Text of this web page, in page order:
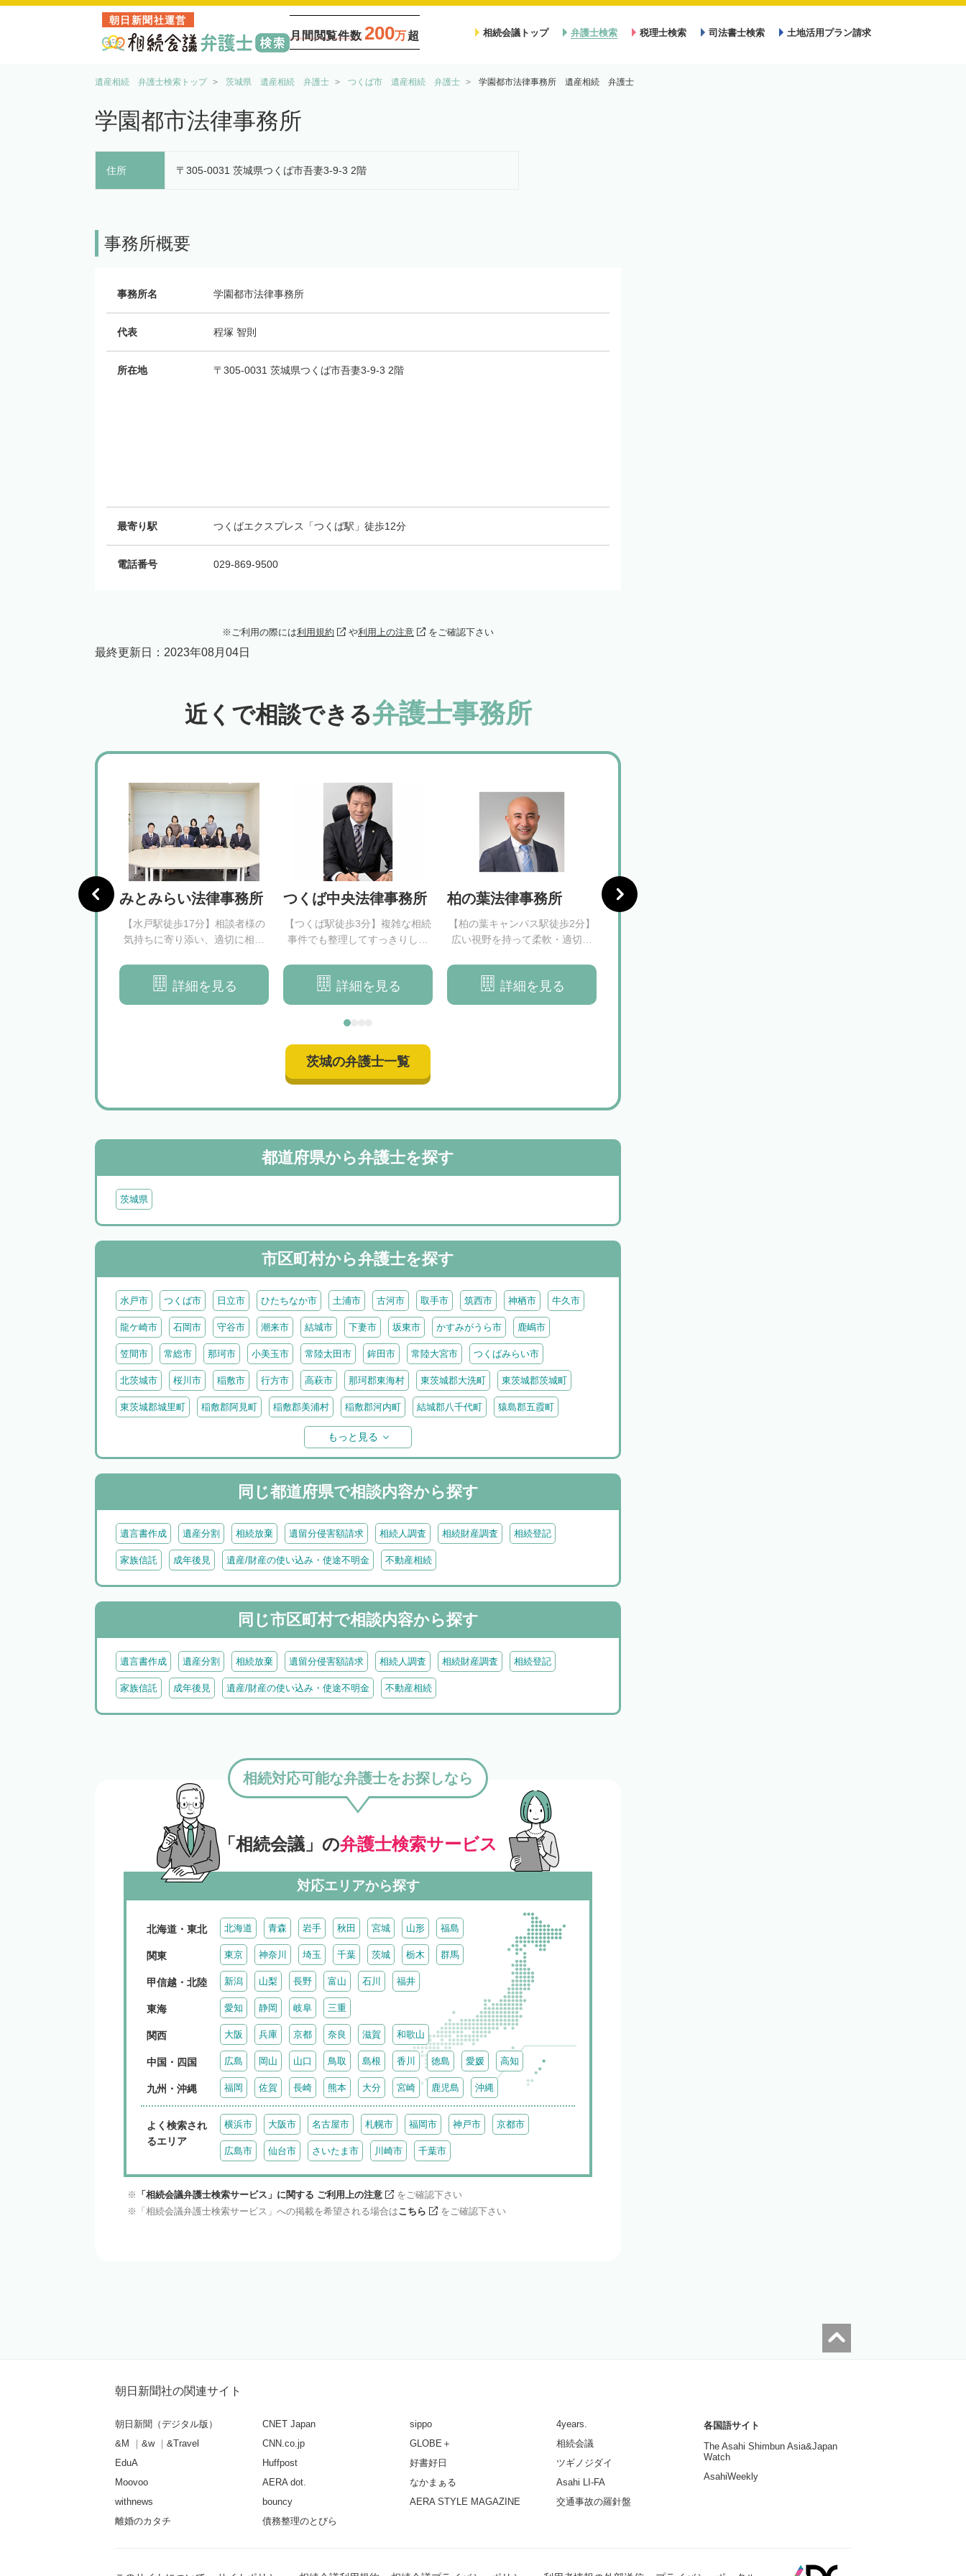
朝日新聞社運営
月間閲覧件数 200万超 相続会議トップ 弁護士検索 税理士検索 司法書士検索 土地活用プラン請求
遺産相続 弁護士検索トップ 茨城県 遺産相続 弁護士 つくば市 遺産相続 弁護士 学園都市法律事務所 遺産相続 弁護士
学園都市法律事務所
住所 〒305-0031 茨城県つくば市吾妻3-9-3 2階
事務所概要
事務所名 学園都市法律事務所
代表 程塚 智則
所在地 〒305-0031 茨城県つくば市吾妻3-9-3 2階
最寄り駅 つくばエクスプレス「つくば駅」徒歩12分
電話番号 029-869-9500
ご利用の際には利用規約 や利用上の注意 をご確認下さい
最終更新日： 2023年08月04日
近くで相談できる弁護士事務所
き法律事務所 みとみらい法律事務所
【水戸駅徒歩17分】相談者様の
気持ちに寄り添い、適切に相続
詳細を見る
つくば中央法律事務所
【つくば駅徒歩3分】複雑な相続
事件でも整理してすっきりした
詳細を見る
柏の葉法律事務所
【柏の葉キャンパス駅徒歩2分】
広い視野を持って柔軟・適切に
詳細を見る
野田けやき法律事務所
茨城の弁護士一覧
都道府県から弁護士を探す
茨城県
市区町村から弁護士を探す
水戸市 つくば市 日立市 ひたちなか市 土浦市 古河市 取手市 筑西市 神栖市 牛久市
龍ケ崎市 石岡市 守谷市 潮来市 結城市 下妻市 坂東市 かすみがうら市 鹿嶋市
笠間市 常総市 那珂市 小美玉市 常陸太田市 鉾田市 常陸大宮市 つくばみらい市
北茨城市 桜川市 稲敷市 行方市 高萩市 那珂郡東海村 東茨城郡大洗町 東茨城郡茨城町
東茨城郡城里町 稲敷郡阿見町 稲敷郡美浦村 稲敷郡河内町 結城郡八千代町 猿島郡五霞町
もっと見る
同じ都道府県で相談内容から探す
遺言書作成 遺産分割 相続放棄 遺留分侵害額請求 相続人調査 相続財産調査 相続登記
家族信託 成年後見 遺産/財産の使い込み・使途不明金 不動産相続
同じ市区町村で相談内容から探す
遺言書作成 遺産分割 相続放棄 遺留分侵害額請求 相続人調査 相続財産調査 相続登記
家族信託 成年後見 遺産/財産の使い込み・使途不明金 不動産相続
「相続会議」の弁護士検索サービス
相続対応可能な弁護士をお探しなら
対応エリアから探す
北海道・東北 北海道 青森 岩手 秋田 宮城 山形 福島
関東 東京 神奈川 埼玉 千葉 茨城 栃木 群馬
甲信越・北陸 新潟 山梨 長野 富山 石川 福井
東海 愛知 静岡 岐阜 三重
関西 大阪 兵庫 京都 奈良 滋賀 和歌山
中国・四国 広島 岡山 山口 鳥取 島根 香川 徳島 愛媛 高知
九州・沖縄 福岡 佐賀 長崎 熊本 大分 宮崎 鹿児島 沖縄
よく検索され
るエリア
横浜市 大阪市 名古屋市 札幌市 福岡市 神戸市 京都市
広島市 仙台市 さいたま市 川崎市 千葉市
「相続会議弁護士検索サービス」に関する ご利用上の注意
をご確認下さい
「相続会議弁護士検索サービス」への掲載を希望される場合はこちら をご確認下さい
朝日新聞社の関連サイト
朝日新聞（デジタル版）
&M
&w
&Travel
EduA
Moovoo
withnews
離婚のカタチ
CNET Japan
CNN.co.jp
Huffpost
AERA dot.
bouncy
債務整理のとびら
sippo
GLOBE＋
好書好日
なかまぁる
AERA STYLE MAGAZINE
4years.
相続会議
ツギノジダイ
Asahi LI-FA
交通事故の羅針盤
各国語サイト
The Asahi Shimbun Asia&Japan
Watch
AsahiWeekly